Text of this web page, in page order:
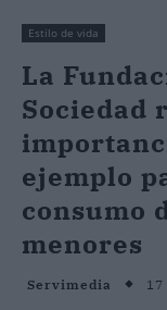
Estilo de vida
La
Sociedad
ejemplo
consumo
menores
Servimedia